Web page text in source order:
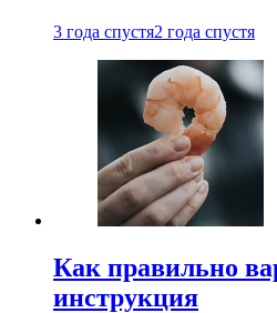
3 года спустя2 года спустя
Как правильно
инструкция